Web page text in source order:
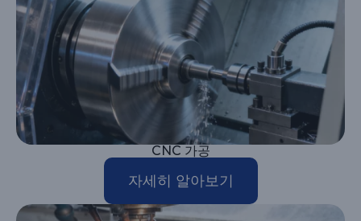
CNC 가공
자세히 알아보기